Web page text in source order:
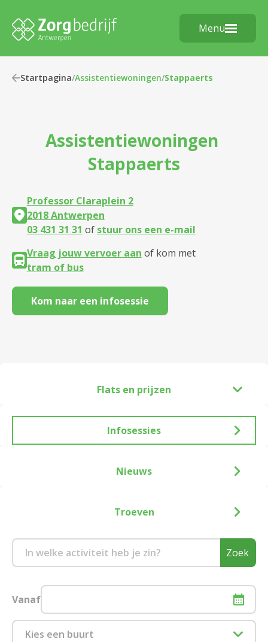
Menu
Startpagina/Assistentiewoningen/Stappaerts
Assistentiewoningen
Stappaerts
Professor Claraplein 2
2018 Antwerpen
03 431 31 31 of stuur ons een e-mail
Vraag jouw vervoer aan of kom met
tram of bus
Kom naar een infosessie
Flats en prijzen
Infosessies
Zoek
Vanaf
Kies een buurt
Nieuws
Troeven